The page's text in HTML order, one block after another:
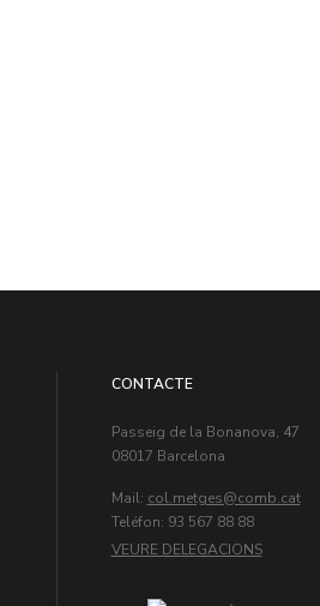
CONTACTE
Passeig de la Bonanova, 47
08017 Barcelona
Mail: col.metges
Teléfon: 93 567 88 88
VEURE DELEGACIONS